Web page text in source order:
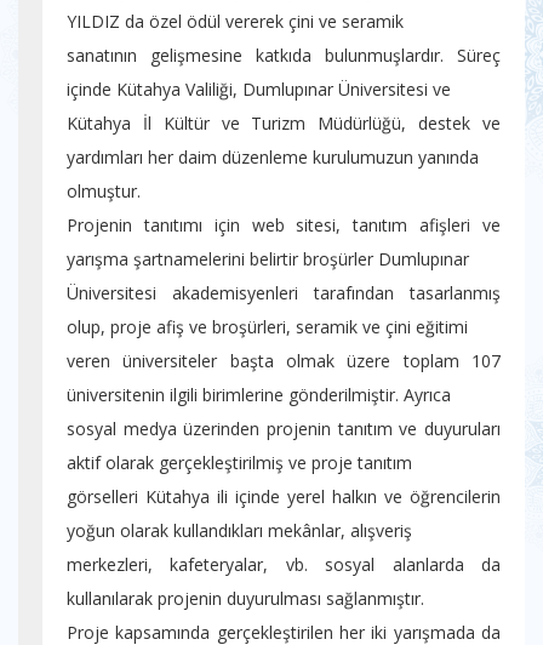
YILDIZ da özel ödül vererek çini ve seramik
sanatının gelişmesine katkıda bulunmuşlardır. Süreç
içinde Kütahya Valiliği, Dumlupınar Üniversitesi ve
Kütahya İl Kültür ve Turizm Müdürlüğü, destek ve
yardımları her daim düzenleme kurulumuzun yanında
olmuştur.
Projenin tanıtımı için web sitesi, tanıtım afişleri ve
yarışma şartnamelerini belirtir broşürler Dumlupınar
Üniversitesi akademisyenleri tarafından tasarlanmış
olup, proje afiş ve broşürleri, seramik ve çini eğitimi
veren üniversiteler başta olmak üzere toplam 107
üniversitenin ilgili birimlerine gönderilmiştir. Ayrıca
sosyal medya üzerinden projenin tanıtım ve duyuruları
aktif olarak gerçekleştirilmiş ve proje tanıtım
görselleri Kütahya ili içinde yerel halkın ve öğrencilerin
yoğun olarak kullandıkları mekânlar, alışveriş
merkezleri, kafeteryalar, vb. sosyal alanlarda da
kullanılarak projenin duyurulması sağlanmıştır.
Proje kapsamında gerçekleştirilen her iki yarışmada da